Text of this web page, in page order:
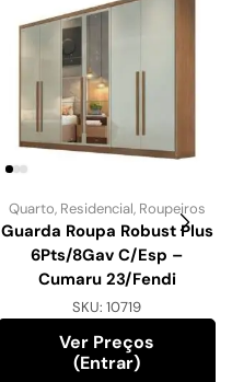
Quarto, Residencial, Roupeiros
Guarda Roupa Robust Plus
6Pts/8Gav C/Esp –
Cumaru 23/Fendi
SKU: 10719
Ver Preços
(entrar)